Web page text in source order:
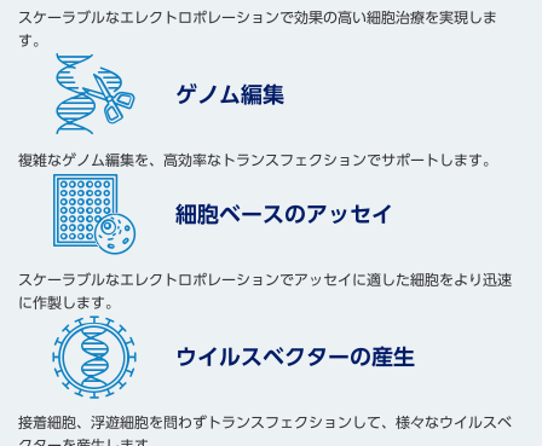
スケーラブルなエレクトロポレーションで効果の高い細胞治療を実現しま
す。
ゲノム編集
複雑なゲノム編集を、高効率なトランスフェクションでサポートします。
細胞ベースのアッセイ
スケーラブルなエレクトロポレーションでアッセイに適した細胞をより迅速
に作製します。
ウイルスベクターの産生
接着細胞、浮遊細胞を問わずトランスフェクションして、様々なウイルスベ